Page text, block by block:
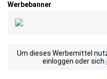
Werbebanner
Um dieses Werbemittel
einloggen oder sich